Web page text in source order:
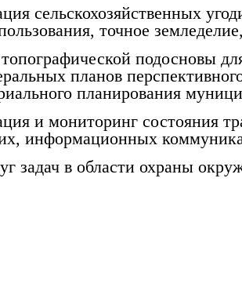
сельскохозяйственных
точное
подосновы
планов
планирования
и мониторинг состояния
информационных
задач в области охраны